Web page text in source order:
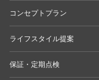
コンセプトプラン
ライフスタイル提案
保証・定期点検